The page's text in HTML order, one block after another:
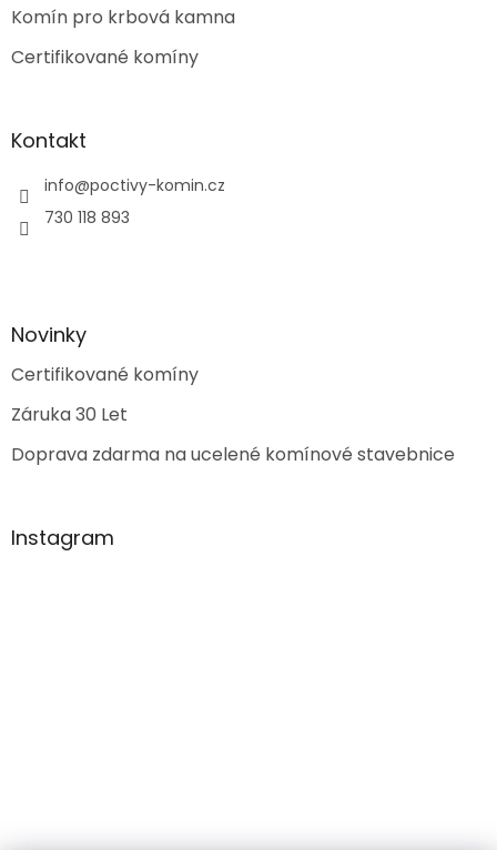
Komín pro krbová kamna
Certifikované komíny
Kontakt
info@poctivy-komin.cz
730 118 893
Novinky
Certifikované komíny
Záruka 30 Let
Doprava zdarma na ucelené komínové stavebnice
Instagram